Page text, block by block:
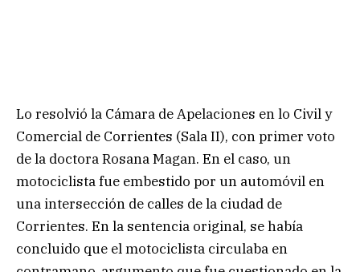
Lo resolvió la Cámara de Apelaciones en lo Civil y
Comercial de Corrientes (Sala II), con primer voto
de la doctora Rosana Magan. En el caso, un
motociclista fue embestido por un automóvil en
una intersección de calles de la ciudad de
Corrientes. En la sentencia original, se había
concluido que el motociclista circulaba en